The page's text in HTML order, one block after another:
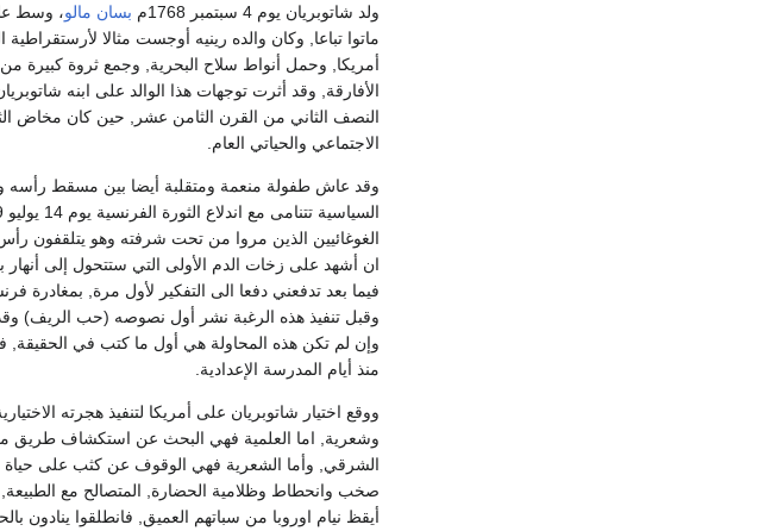
ولد شاتوبريان يوم 4 سبتمبر 1768م بسان مالو، وسط
ماتوا تباعا, وكان والده رينيه أوجست مثالا
أمريكا, وحمل أنواط سلاح البحرية, وجمع ثروة كبيرة من
الأفارقة, وقد أثرت توجهات هذا الوالد على ابنه
النصف الثاني من القرن الثامن عشر, حين كان مخاض
الاجتماعي والحياتي العام.
وقد عاش طفولة منعمة ومتقلبة أيضا بين مسقط رأسه
الغوغائيين الذين مروا من تحت شرفته وهو يتلقفون رأس
ان أشهد على زخات الدم الأولى التي ستتحول إلى
فيما بعد تدفعني دفعا الى التفكير لأول مرة, بمغادرة
وقبل تنفيذ هذه الرغبة نشر أول نصوصه (حب الريف)
منذ أيام المدرسة الإعدادية.
ووقع اختيار شاتوبريان على أمريكا لتنفيذ هجرته
وشعرية, اما العلمية فهي البحث عن استكشاف طريق
الشرقي, وأما الشعرية فهي الوقوف عن كثب على حياة
صخب وانحطاط وظلامية الحضارة, المتصالح مع
أيقظ نيام اوروبا من سباتهم العميق, فانطلقوا ينادون